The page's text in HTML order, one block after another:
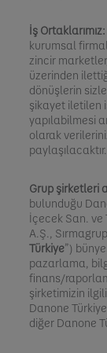
İş Ortaklarımız:
kurumsal
zincir
üzerinden
dönüşlerin
şikayet iletilen
yapılabilmesi
olarak
paylaşılacaktır.
Grup şirketleri
bulunduğu
İçecek San. ve
A.Ş.,
Türkiye”)
pazarlama,
finans/
şirketimizin
Danone
diğer Danone